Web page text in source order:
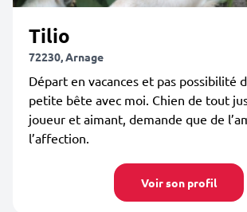
Tilio
72230, Arnage
Départ en vacances et pas possibilité
petite bête avec moi. Chien de tout
joueur et aimant, demande que de
l’affection.
Voir son profil